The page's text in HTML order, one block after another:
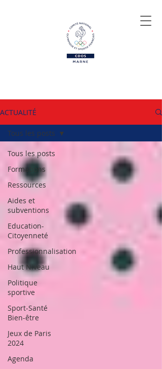
ACTUALITÉ
Tous les posts
Formations
Ressources
Aides et
subventions
Education-
Citoyenneté
Professionnalisation
Haut Niveau
Politique
sportive
Sport-Santé
Bien-être
Jeux de Paris
2024
Agenda
Tous les posts